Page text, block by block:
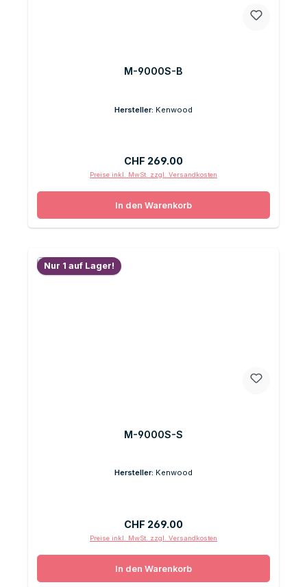
M-9000S-B
Hersteller: Kenwood
Regulärer Preis:
CHF 269.00
Preise inkl. MwSt. zzgl. Versandkosten
In den Warenkorb
Nur 1 auf Lager!
M-9000S-S
Hersteller: Kenwood
Regulärer Preis:
CHF 269.00
Preise inkl. MwSt. zzgl. Versandkosten
In den Warenkorb